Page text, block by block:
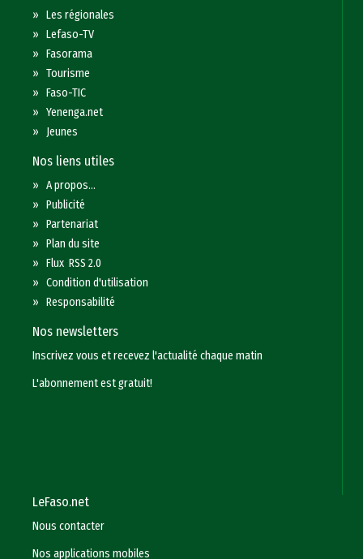
»Les régionales
»Lefaso-TV
»Fasorama
»Tourisme
»Faso-TIC
»Yenenga.net
» Jeunes
Nos liens utiles
»A propos...
»Publicité
»Partenariat
»Plan du site
»Flux RSS 2.0
»Condition d'utilisation
»Responsabilité
Nos newsletters
Inscrivez vous et recevez l'actualité chaque matin
L'abonnement est gratuit!
LeFaso.net
Nous contacter
Nos applications mobiles